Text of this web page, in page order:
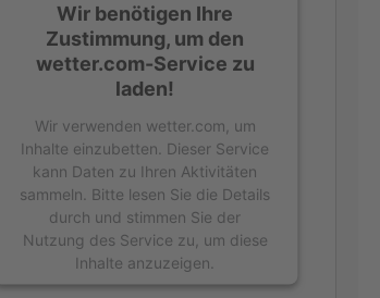
Wir benötigen Ihre
Zustimmung, um den
wetter.com-Service zu
laden!
Wir verwenden wetter.com, um
Inhalte einzubetten. Dieser Service
kann Daten zu Ihren Aktivitäten
sammeln. Bitte lesen Sie die Details
durch und stimmen Sie der
Nutzung des Service zu, um diese
Inhalte anzuzeigen.